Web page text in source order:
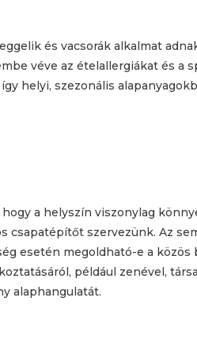
és vacsorák alkalmat
véve az ételallergiákat és a
helyi, szezonális
a helyszín viszonylag
szervezünk. Az
esetén megoldható-e a közös
például zenével,
alaphangulatát.